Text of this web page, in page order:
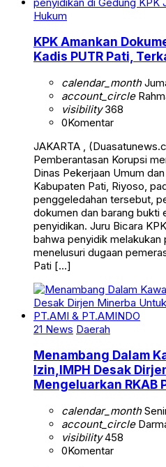
Hukum
KPK Amankan
Kadis PUTR Pati,
calendar_month
account_circle
visibility368
0Komentar
JAKARTA ,
Pemberantasan Korupsi
Dinas Pekerjaan Umum
Kabupaten Pati, Riyoso,
penggeledahan tersebut,
dokumen dan barang bukti
penyidikan. Juru Bicara
bahwa penyidik melakukan
menelusuri dugaan
Pati […]
21 News Daerah
Menambang Dalam
Izin,IMPH Desak
Mengeluarkan RKAB
calendar_month
account_circle
visibility458
0Komentar